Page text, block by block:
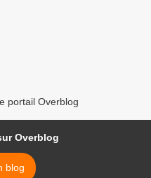
portail Overblog
Overblog
blog